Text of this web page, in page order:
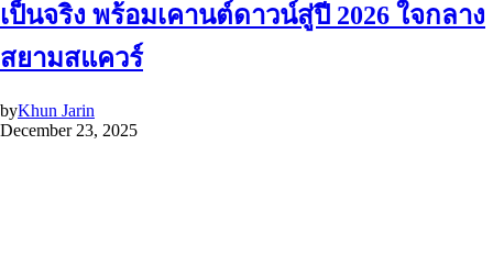
เป็นจริง พร้อมเคานต์ดาวน์สู่ปี 2026 ใจกลาง
สยามสแควร์
byKhun Jarin
December 23, 2025